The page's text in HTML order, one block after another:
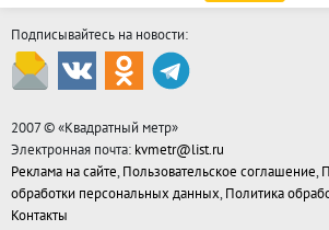
Подписывайтесь на новости:
2007 © «Квадратный метр»
Электронная почта: kvmetr@list.ru
Реклама на сайте, Пользовательское соглашение,
обработки персональных данных, Политика
Контакты